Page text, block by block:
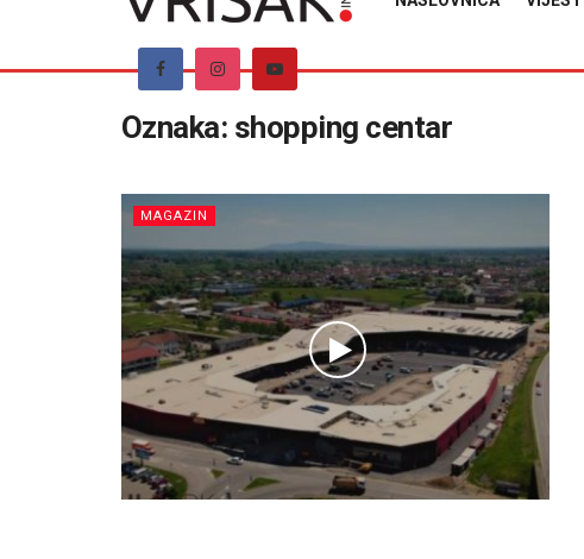
Oznaka: shopping centar
MAGAZIN